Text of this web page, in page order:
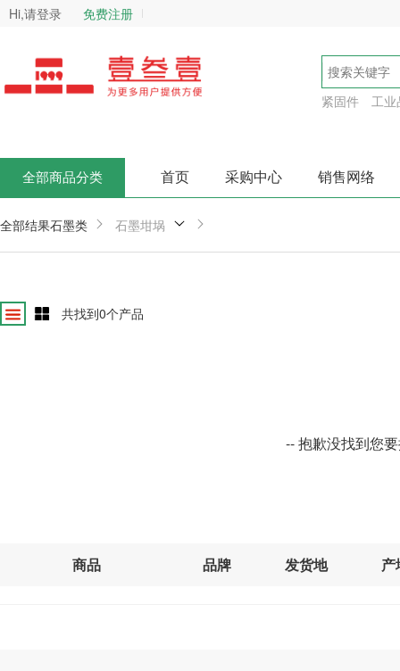
Hi,请登录 免费注册
紧固件 工业
全部商品分类 首页 采购中心 销售网络
全部结果石墨类 石墨坩埚
共找到0个产品
-- 抱歉没找到您
商品 品牌 发货地 产